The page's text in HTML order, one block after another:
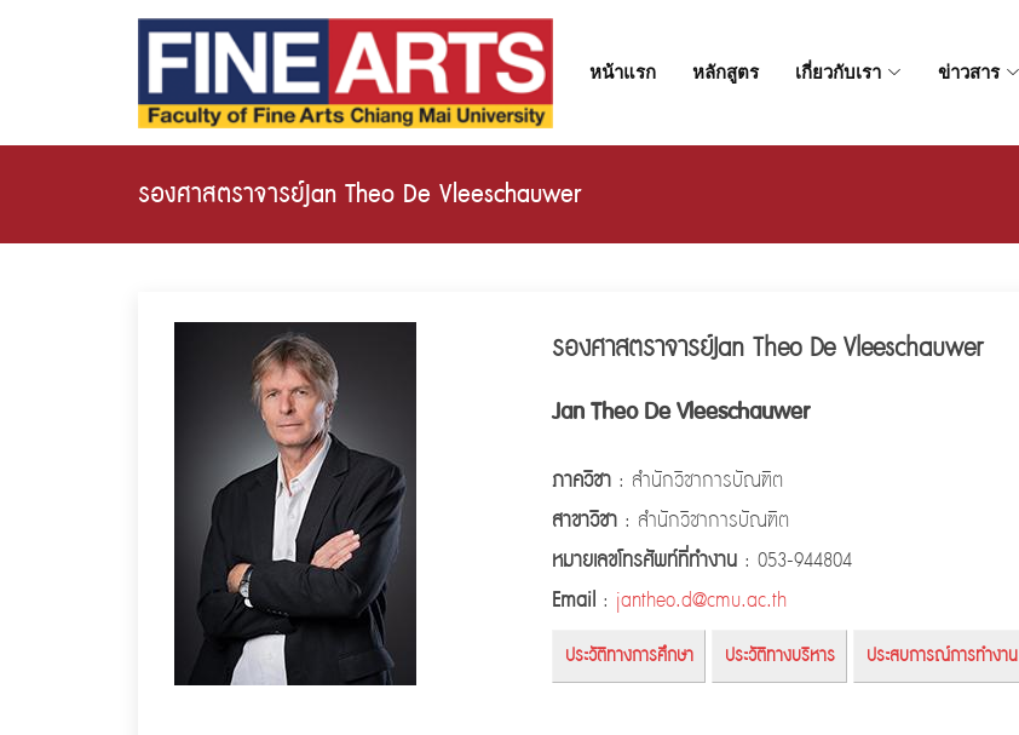
หน้าแรก หลักสูตร เกี่ยวกับเรา ข่าวสาร
รองศาสตราจารย์Jan Theo De Vleeschauwer
รองศาสตราจารย์Jan Theo De Vleeschauwer
Jan Theo De Vleeschauwer
ภาควิชา : สำนักวิชาการบัณฑิต
สาขาวิชา : สำนักวิชาการบัณฑิต
หมายเลขโทรศัพท์ที่ทำงาน : 053-944804
Email : jantheo.d@cmu.ac.th
ประวัติทางการศึกษา ประวัติทางบริหาร ประสบการณ์การทำงาน